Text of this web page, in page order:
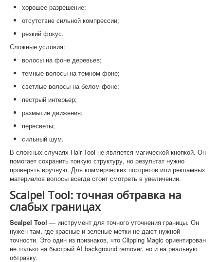
хорошее разрешение;
отсутствие сильной компрессии;
резкий фокус.
Сложные условия:
волосы на фоне деревьев;
темные волосы на темном фоне;
светлые волосы на белом фоне;
пестрый интерьер;
размытие движения;
пересветы;
сильный шум.
В сложных случаях Hair Tool не является магической кнопкой. Он
помогает сохранить тонкую структуру, но результат нужно
проверять вручную. Для коммерческих портретов или рекламных
материалов волосы всегда стоит смотреть в увеличении.
Scalpel Tool: точная обтравка на
слабых границах
Scalpel Tool — инструмент для точного уточнения границы. Он
нужен там, где красные и зеленые метки не дают нужной
точности. Это один из признаков, что Clipping Magic ориентирован
не только на быстрый AI background remover, но и на реальную
обтравку.